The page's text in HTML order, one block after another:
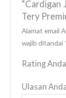
“Cardigan
Tery
Alamat email
wajib ditandai
Rating Anda
Ulasan